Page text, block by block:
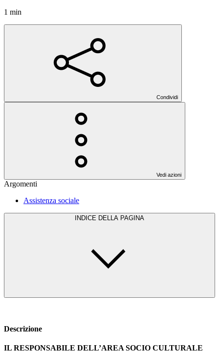
1 min
Condividi
Vedi azioni
Argomenti
Assistenza sociale
INDICE DELLA PAGINA
Descrizione
IL RESPONSABILE DELL’AREA SOCIO CULTURALE